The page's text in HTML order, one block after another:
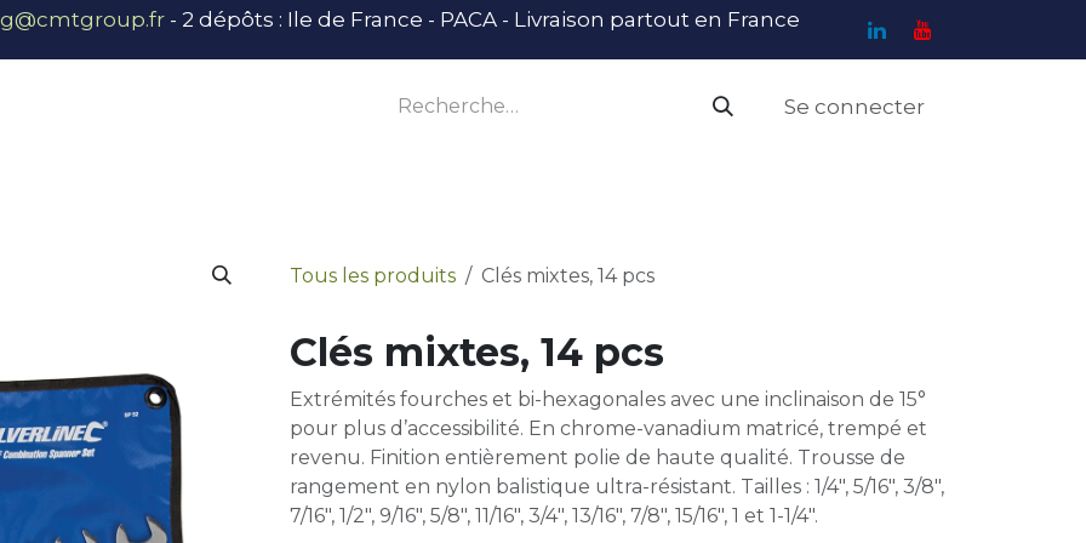
- 2 dépôts : Ile de France - PACA - Livraison partout en France
Se connecter
Tous les produits Clés mixtes, 14 pcs
Clés mixtes, 14 pcs
Extrémités fourches et bi-hexagonales avec une inclinaison de 15°
pour plus d’accessibilité. En chrome-vanadium matricé, trempé et
revenu. Finition entièrement polie de haute qualité. Trousse de
rangement en nylon balistique ultra-résistant. Tailles : 1/4", 5/16", 3/8",
7/16", 1/2", 9/16", 5/8", 11/16", 3/4", 13/16", 7/8", 15/16", 1 et 1-1/4".